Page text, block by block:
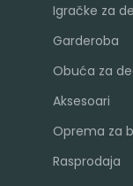
Igračke za
Garderoba
Obuća za
Aksesoari
Oprema za
Rasprodaja